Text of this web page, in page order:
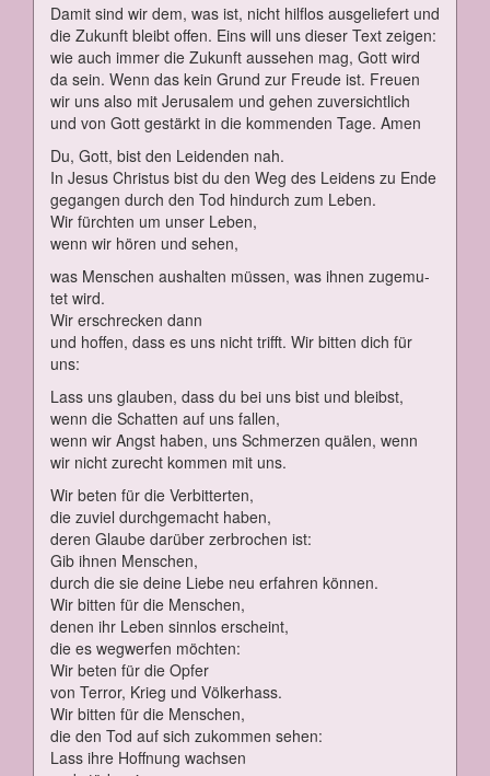
Da­mit sind wir dem, was ist, nicht hilf­los aus­ge­lie­fert und
die Zu­kunft bleibt of­fen. Eins will uns die­ser Text zei­gen:
wie auch im­mer die Zu­kunft aus­se­hen mag, Gott wird
da sein. Wenn das kein Grund zur Freu­de ist. Freu­en
wir uns al­so mit Je­ru­sa­lem und ge­hen zu­ver­sicht­lich
und von Gott ge­stärkt in die kom­men­den Ta­ge. Amen
Du, Gott, bist den Lei­den­den nah.
In Je­sus Chris­tus bist du den Weg des Lei­dens zu En­de
ge­gan­gen durch den Tod hin­durch zum Le­ben.
Wir fürch­ten um un­ser Le­ben,
wenn wir hö­ren und se­hen,
was Men­schen aus­hal­ten müs­sen, was ih­nen zu­ge­mu­
tet wird.
Wir er­schre­cken dann
und hof­fen, dass es uns nicht trifft. Wir bit­ten dich für
uns:
Lass uns glau­ben, dass du bei uns bist und bleibst,
wenn die Schat­ten auf uns fal­len,
wenn wir Angst ha­ben, uns Schmer­zen quä­len, wenn
wir nicht zu­recht kom­men mit uns.
Wir be­ten für die Ver­bit­ter­ten,
die zu­viel durch­ge­macht ha­ben,
de­ren Glau­be dar­über zer­bro­chen ist:
Gib ih­nen Men­schen,
durch die sie dei­ne Lie­be neu er­fah­ren kön­nen.
Wir bit­ten für die Men­schen,
de­nen ihr Le­ben sinn­los er­scheint,
die es weg­wer­fen möch­ten:
Wir be­ten für die Op­fer
von Ter­ror, Krieg und Völ­ker­hass.
Wir bit­ten für die Men­schen,
die den Tod auf sich zu­kom­men se­hen:
Lass ih­re Hoff­nung wach­sen